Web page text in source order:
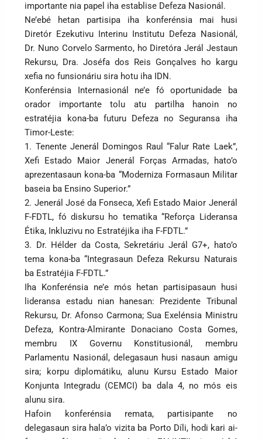
importante nia papel iha establise Defeza Nasionál.
Ne’ebé hetan partisipa iha konferénsia mai husi
Diretór Ezekutivu Interinu Institutu Defeza Nasionál,
Dr. Nuno Corvelo Sarmento, ho Diretóra Jerál Jestaun
Rekursu, Dra. Joséfa dos Reis Gonçalves ho kargu
xefia no funsionáriu sira hotu iha IDN.
Konferénsia Internasionál ne’e fó oportunidade ba
orador importante tolu atu partilha hanoin no
estratéjia kona-ba futuru Defeza no Seguransa iha
Timor-Leste:
1. Tenente Jenerál Domingos Raul “Falur Rate Laek”,
Xefi Estado Maior Jenerál Forças Armadas, hato’o
aprezentasaun kona-ba “Moderniza Formasaun Militar
baseia ba Ensino Superior.”
2. Jenerál José da Fonseca, Xefi Estado Maior Jenerál
F-FDTL, fó diskursu ho tematika “Reforça Lideransa
Étika, Inkluzivu no Estratéjika iha F-FDTL.”
3. Dr. Hélder da Costa, Sekretáriu Jerál G7+, hato’o
tema kona-ba “Integrasaun Defeza Rekursu Naturais
ba Estratéjia F-FDTL.”
Iha Konferénsia ne’e mós hetan partisipasaun husi
lideransa estadu nian hanesan: Prezidente Tribunal
Rekursu, Dr. Afonso Carmona; Sua Exelénsia Ministru
Defeza, Kontra-Almirante Donaciano Costa Gomes,
membru IX Governu Konstitusionál, membru
Parlamentu Nasionál, delegasaun husi nasaun amigu
sira; korpu diplomátiku, alunu Kursu Estado Maior
Konjunta Integradu (CEMCI) ba dala 4, no mós eis
alunu sira.
Hafoin konferénsia remata, partisipante no
delegasaun sira hala’o vizita ba Porto Díli, hodi kari ai-